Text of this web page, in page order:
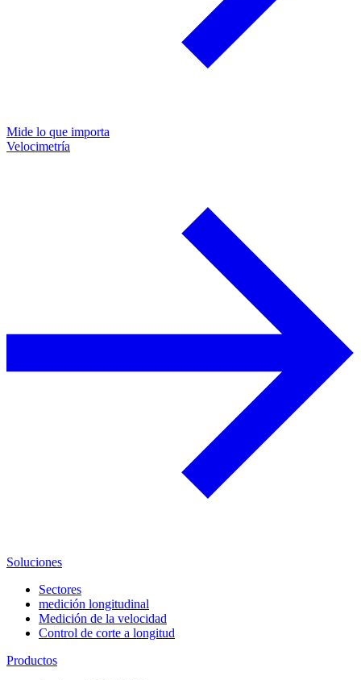
Mide lo que importa
Velocimetría
Soluciones
Sectores
medición longitudinal
Medición de la velocidad
Control de corte a longitud
Productos